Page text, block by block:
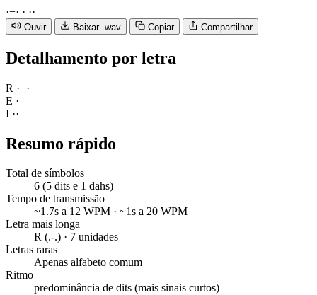
·−· · ··
Ouvir Baixar .wav Copiar Compartilhar
Detalhamento por letra
R ·−·
E ·
I ··
Resumo rápido
Total de símbolos
6 (5 dits e 1 dahs)
Tempo de transmissão
~1.7s a 12 WPM · ~1s a 20 WPM
Letra mais longa
R (.-.) · 7 unidades
Letras raras
Apenas alfabeto comum
Ritmo
predominância de dits (mais sinais curtos)